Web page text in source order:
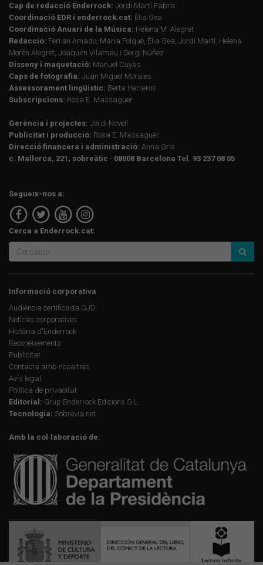
Cap de redacció Enderrock: Jordi Martí Fabra
Coordinació EDR i enderrock.cat: Èlia Gea
Coordinació Anuari de la Música: Helena M. Alegret
Redacció: Ferran Amado, Maria Folqué, Èlia Gea, Jordi Martí, Helena
Morén Alegret, Joaquim Vilarnau i Sergi Núñez
Disseny i maquetació: Manuel Cuyàs
Caps de fotografia: Juan Miguel Morales
Assessorament lingüístic: Berta Herreros
Subscripcions: Rosa E. Massaguer
Gerència i projectes: Jordi Novell
Publicitat i producció: Rosa E. Massaguer
Direcció financera i administració: Anna Gris
c. Mallorca, 221, sobreàtic · 08008 Barcelona Tel. 93 237 08 05
Segueix-nos a:
Cerca a Enderrock.cat:
Informació corporativa
Audiència certificada OJD
Notícies corporatives
Història d'Enderrock
Reconeixements
Publicitat
Contacta amb nosaltres
Avís legal
Política de privacitat
Editorial: Grup Enderrock Edicions S.L.
Tecnologia: Sobrevia.net
Amb la col·laboració de: